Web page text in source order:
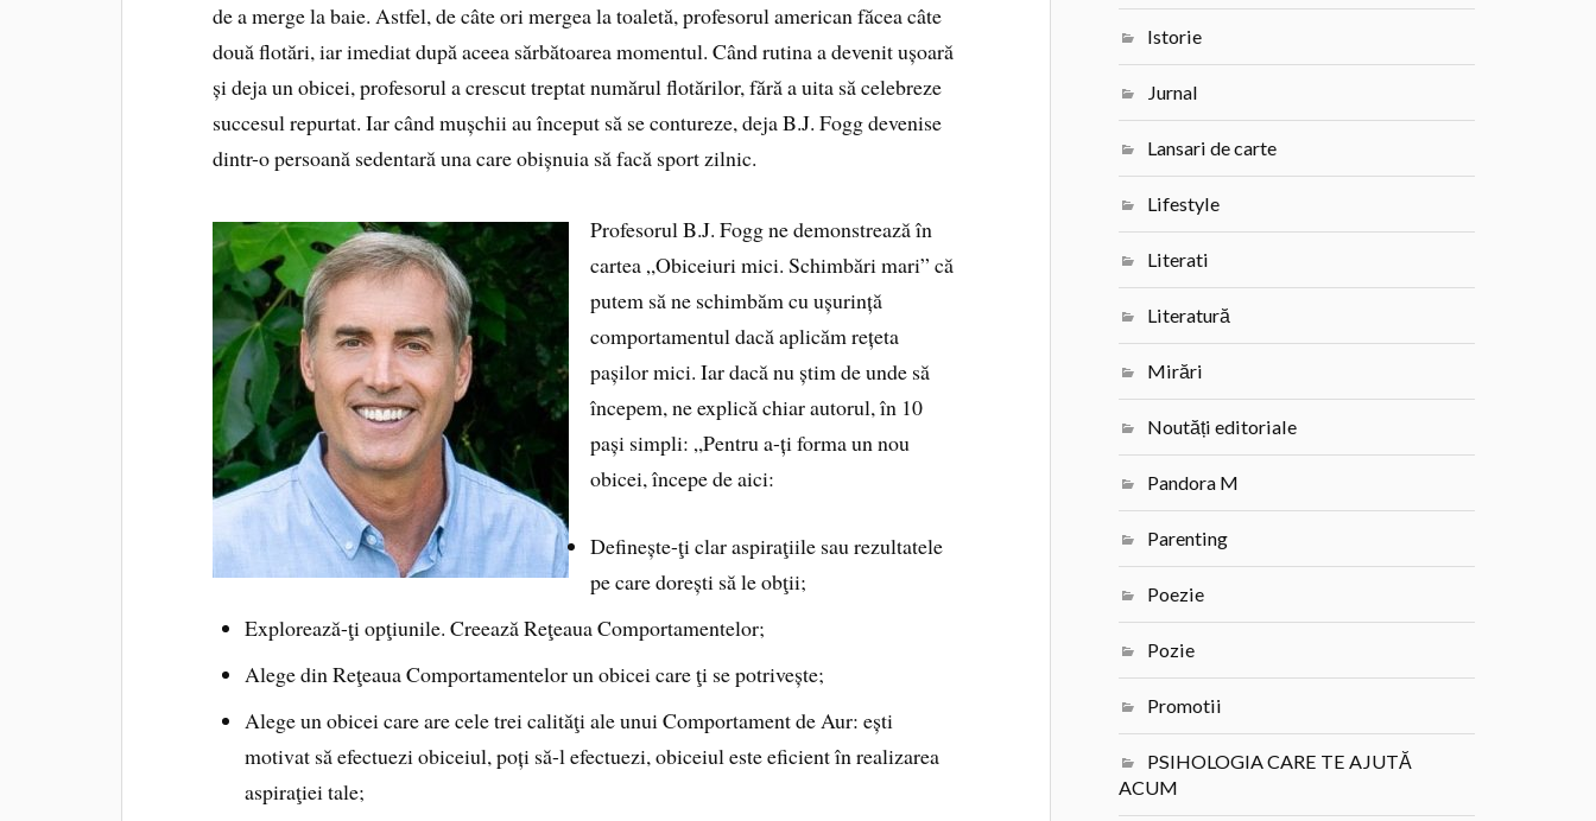
de a merge la baie. Astfel, de câte ori mergea la toaletă, profesorul american făcea câte
două flotări, iar imediat după aceea sărbătoarea momentul. Când rutina a devenit ușoară
și deja un obicei, profesorul a crescut treptat numărul flotărilor, fără a uita să celebreze
succesul repurtat. Iar când mușchii au început să se contureze, deja B.J. Fogg devenise
dintr-o persoană sedentară una care obișnuia să facă sport zilnic.
Profesorul B.J. Fogg ne demonstrează în
cartea „Obiceiuri mici. Schimbări mari” că
putem să ne schimbăm cu ușurință
comportamentul dacă aplicăm rețeta
pașilor mici. Iar dacă nu știm de unde să
începem, ne explică chiar autorul, în 10
pași simpli: „Pentru a-ți forma un nou
obicei, începe de aici:
Definește-ţi clar aspiraţiile sau rezultatele
pe care dorești să le obţii;
Explorează-ţi opţiunile. Creează Reţeaua Comportamentelor;
Alege din Reţeaua Comportamentelor un obicei care ţi se potrivește;
Alege un obicei care are cele trei calităţi ale unui Comportament de Aur: ești
motivat să efectuezi obiceiul, poți să-l efectuezi, obiceiul este eficient în realizarea
aspiraţiei tale;
Istorie
Jurnal
Lansari de carte
Lifestyle
Literati
Literatură
Mirări
Noutăți editoriale
Pandora M
Parenting
Poezie
Pozie
Promotii
PSIHOLOGIA CARE TE AJUTĂ
ACUM